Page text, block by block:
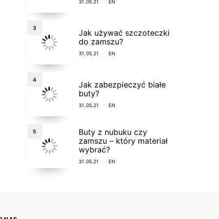
31.05.21 EN
3
Jak używać szczoteczki
do zamszu?
31.05.21 EN
4
Jak zabezpieczyć białe
buty?
31.05.21 EN
5
Buty z nubuku czy
zamszu – który materiał
wybrać?
31.05.21 EN